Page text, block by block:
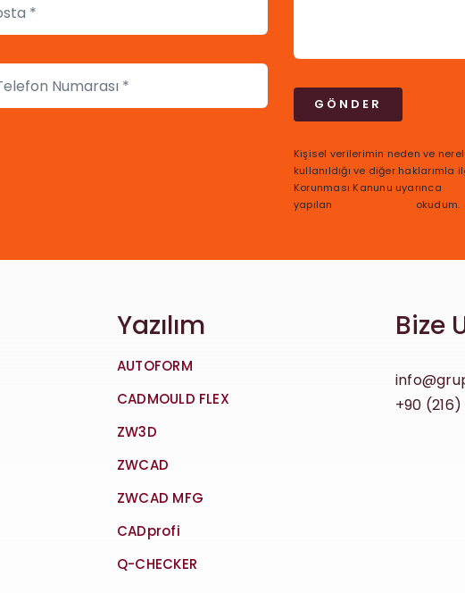
GÖNDER
Kişisel verilerimin neden ve
kullanıldığı ve diğer
Korunması Kanunu uyarınca
yapılan
okudum.
Yazılım
AUTOFORM
CADMOULD FLEX
ZW3D
ZWCAD
ZWCAD MFG
CADprofi
Q-CHECKER
Bize
+90